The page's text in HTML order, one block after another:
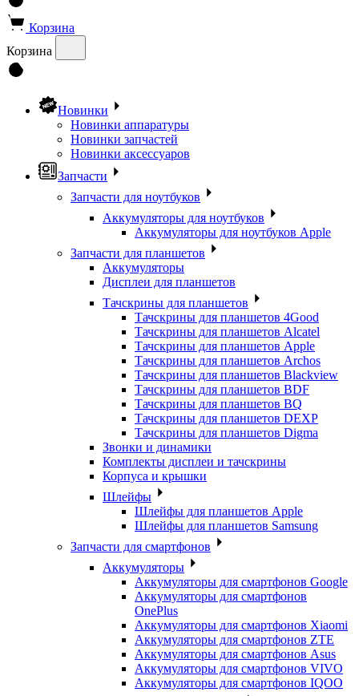
Корзина
Корзина
Новинки
Новинки аппаратуры
Новинки запчастей
Новинки аксессуаров
Запчасти
Запчасти для ноутбуков
Аккумуляторы для ноутбуков
Аккумуляторы для ноутбуков Apple
Запчасти для планшетов
Аккумуляторы
Дисплеи для планшетов
Тачскрины для планшетов
Тачскрины для планшетов 4Good
Тачскрины для планшетов Alcatel
Тачскрины для планшетов Apple
Тачскрины для планшетов Archos
Тачскрины для планшетов Blackview
Тачскрины для планшетов BDF
Тачскрины для планшетов BQ
Тачскрины для планшетов DEXP
Тачскрины для планшетов Digma
Звонки и динамики
Комплекты дисплеи и тачскрины
Корпуса и крышки
Шлейфы
Шлейфы для планшетов Apple
Шлейфы для планшетов Samsung
Запчасти для смартфонов
Аккумуляторы
Аккумуляторы для смартфонов Google
Аккумуляторы для смартфонов
OnePlus
Аккумуляторы для смартфонов Xiaomi
Аккумуляторы для смартфонов ZTE
Аккумуляторы для cмартфонов Asus
Аккумуляторы для смартфонов VIVO
Аккумуляторы для смартфонов IQOO